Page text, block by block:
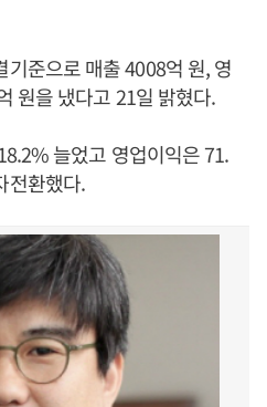
준으로 매출 4008억 원, 영
원을 냈다고 21일 밝혔다.
늘었고 영업이익은 71.
전환했다.